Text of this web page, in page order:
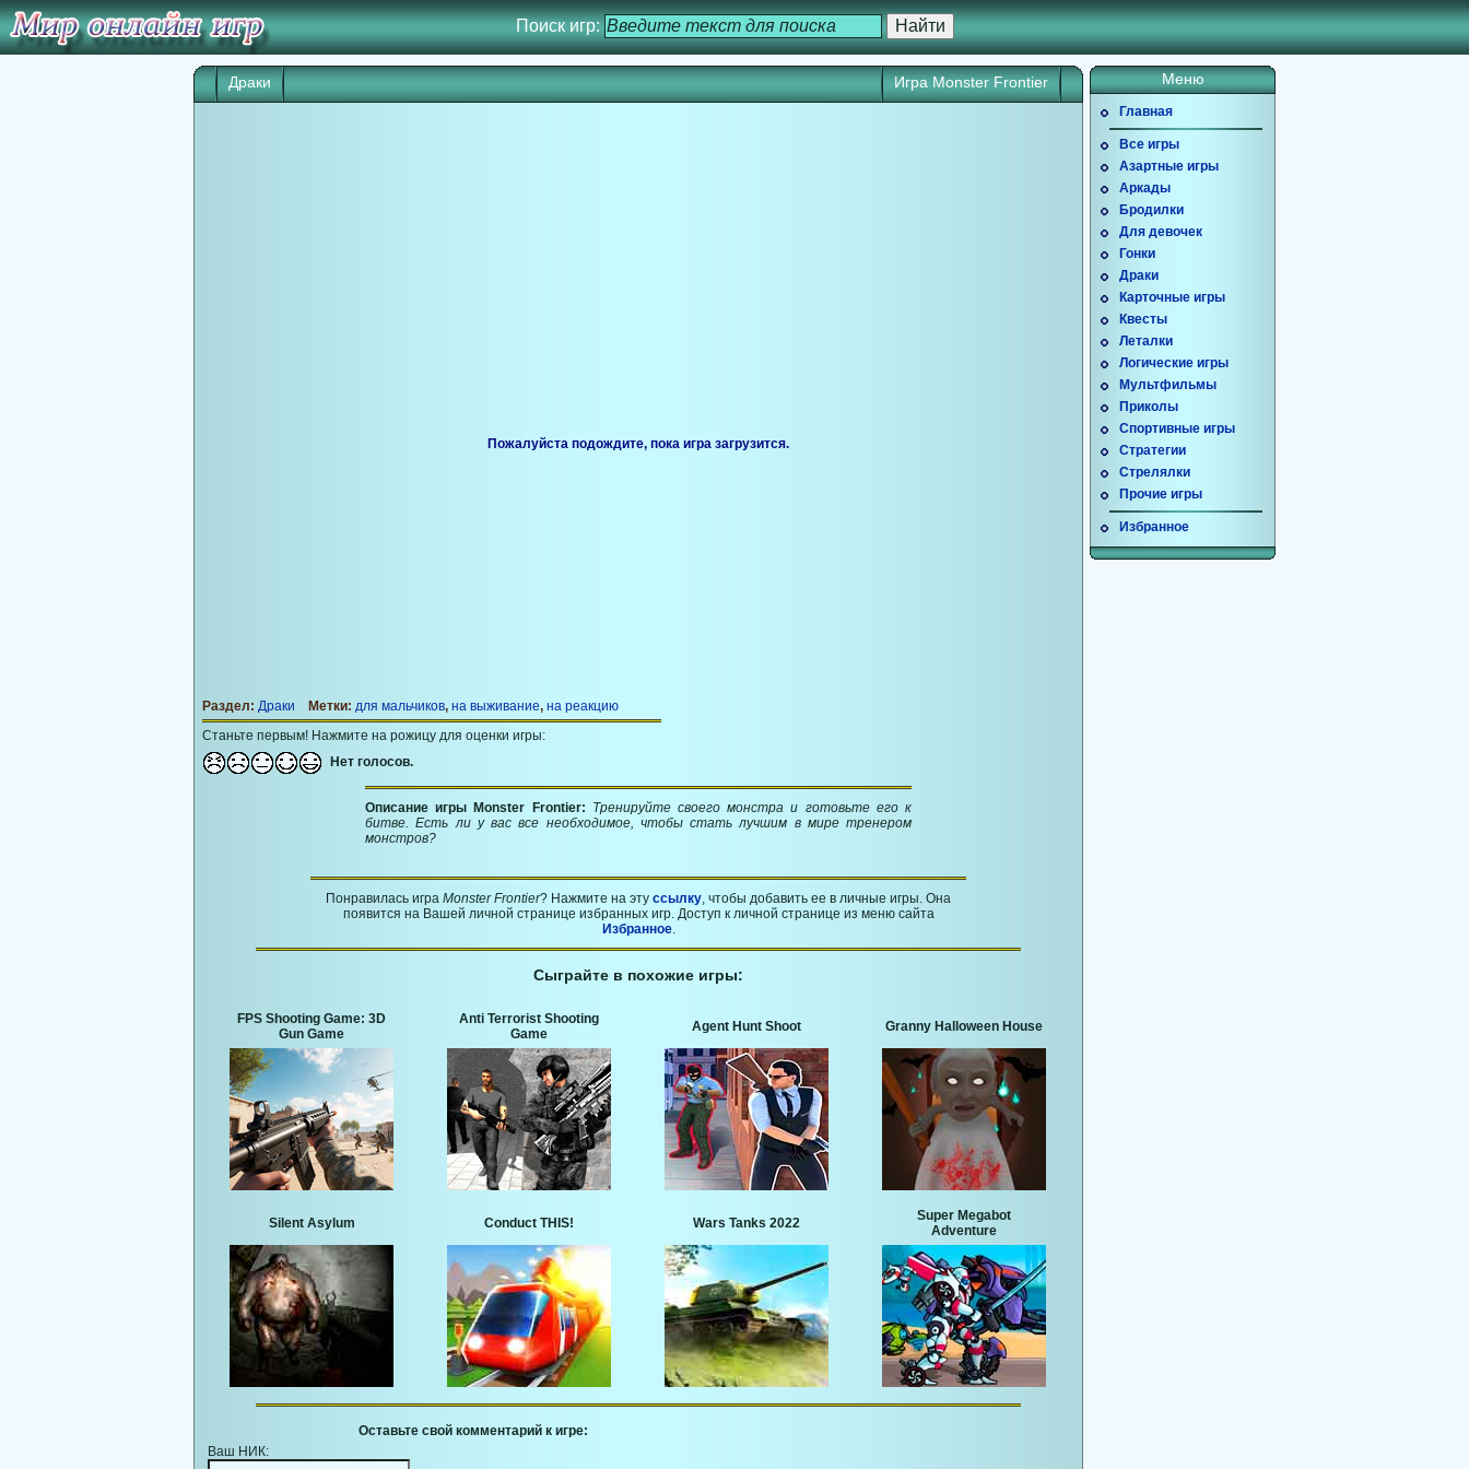
Поиск игр:
Игра Monster Frontier
Драки
Игра начнется через 25 сек. Кликните для запуска игры прямо сейчас.
Раздел: Драки Метки: для мальчиков, на выживание, на реакцию
Станьте первым! Нажмите на рожицу для оценки игры:
Нет голосов.
Описание игры Monster Frontier: Тренируйте своего монстра и готовьте его к
битве. Есть ли у вас все необходимое, чтобы стать лучшим в мире тренером
монстров?
Понравилась игра Monster Frontier? Нажмите на эту ссылку, чтобы добавить ее в личные игры. Она
появится на Вашей личной странице избранных игр. Доступ к личной странице из меню сайта
Избранное.
Сыграйте в похожие игры:
FPS Shooting Game: 3D
Gun Game
Anti Terrorist Shooting
Game
Agent Hunt Shoot Granny Halloween House
Silent Asylum Conduct THIS! Wars Tanks 2022
Super Megabot
Adventure
Оставьте свой комментарий к игре:
Ваш НИК:
Меню
Главная
Все игры
Азартные игры
Аркады
Бродилки
Для девочек
Гонки
Драки
Карточные игры
Квесты
Леталки
Логические игры
Мультфильмы
Приколы
Спортивные игры
Стратегии
Стрелялки
Прочие игры
Избранное